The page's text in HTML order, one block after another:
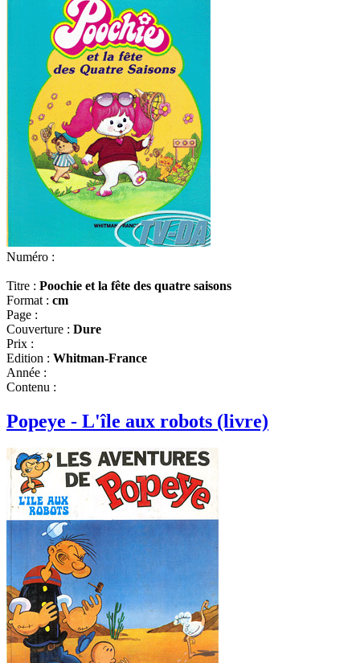
Numéro :
Titre : Poochie et la fête des quatre saisons
Format : cm
Page :
Couverture : Dure
Prix :
Edition : Whitman-France
Année :
Contenu :
Popeye - L'île aux robots (livre)